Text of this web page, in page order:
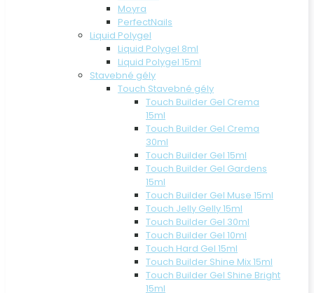
Moyra
PerfectNails
Liquid Polygel
Liquid Polygel 8ml
Liquid Polygel 15ml
Stavebné gély
Touch Stavebné gély
Touch Builder Gel Crema
15ml
Touch Builder Gel Crema
30ml
Touch Builder Gel 15ml
Touch Builder Gel Gardens
15ml
Touch Builder Gel Muse 15ml
Touch Jelly Gelly 15ml
Touch Builder Gel 30ml
Touch Builder Gel 10ml
Touch Hard Gel 15ml
Touch Builder Shine Mix 15ml
Touch Builder Gel Shine Bright
15ml